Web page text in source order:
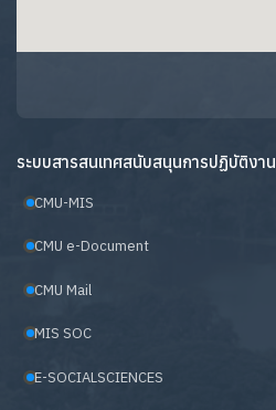
ระบบสารสนเทศสนับสนุนการปฏิบัติงาน
CMU-MIS
CMU e-Document
CMU Mail
MIS SOC
E-SOCIALSCIENCES